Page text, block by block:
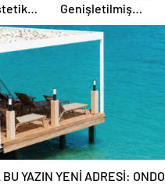
Genişletilmiş
Başkanlık
Divanı’nda görev
BU YAZIN YENİ ADRESİ: ONDO